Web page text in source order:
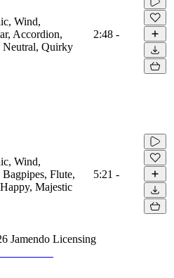
Wind,
Accordion,
Neutral, Quirky
2:48 -
Wind,
Bagpipes, Flute,
Majestic
5:21 -
Jamendo Licensing